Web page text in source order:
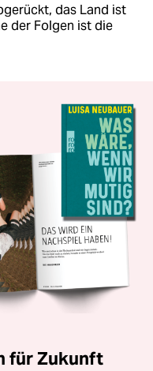
das Land ist
der Folgen ist die
für Zukunft